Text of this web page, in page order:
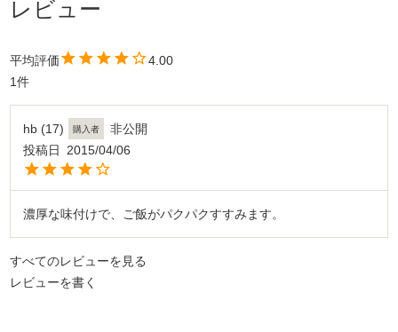
4.00
1
hb 17 購入者
非公開
投稿日 2015/04/06
濃厚な味付けで、ご飯がパクパクすすみます。
すべてのレビューを見る
レビューを書く